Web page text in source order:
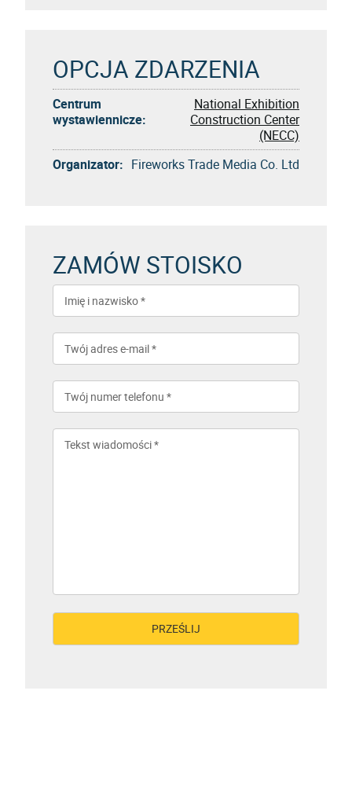
OPCJA ZDARZENIA
Centrum
wystawiennicze:
National Exhibition
Construction Center
(NECC)
Organizator: Fireworks Trade Media Co. Ltd
ZAMÓW STOISKO